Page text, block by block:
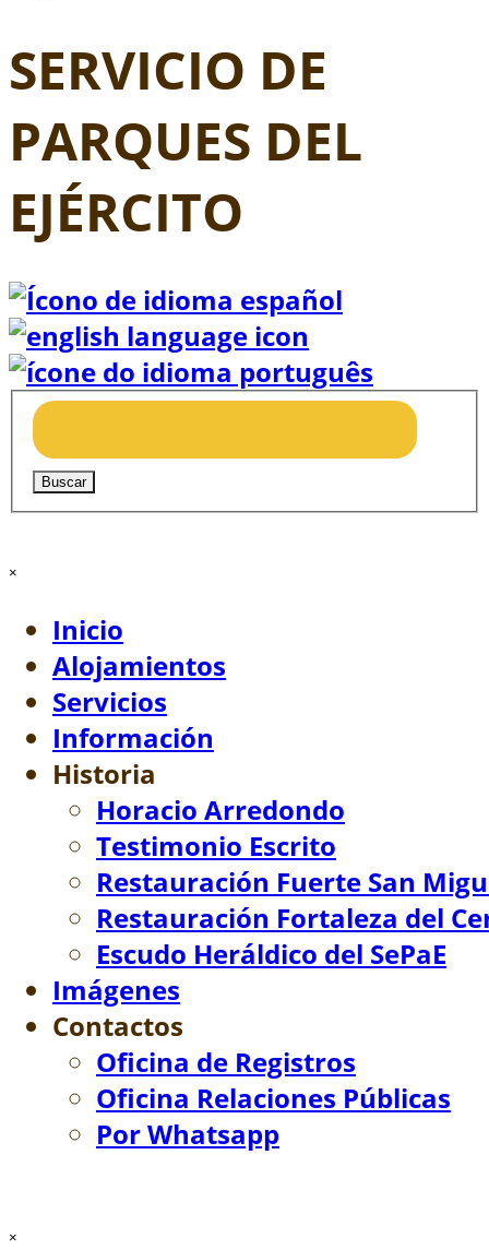
SERVICIO DE
PARQUES DEL
EJÉRCITO
Buscar
×
Inicio
Alojamientos
Servicios
Información
Historia
Horacio Arredondo
Testimonio Escrito
Restauración Fuerte San
Restauración Fortaleza del
Escudo Heráldico del SePaE
Imágenes
Contactos
Oficina de Registros
Oficina Relaciones Públicas
Por Whatsapp
×